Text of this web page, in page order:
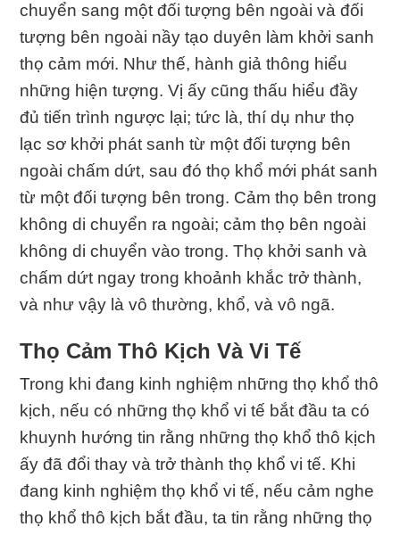
chuyển sang một đối tượng bên ngoài và đối
tượng bên ngoài nầy tạo duyên làm khởi sanh
thọ cảm mới. Như thế, hành giả thông hiểu
những hiện tượng. Vị ấy cũng thấu hiểu đầy
đủ tiến trình ngược lại; tức là, thí dụ như thọ
lạc sơ khởi phát sanh từ một đối tượng bên
ngoài chấm dứt, sau đó thọ khổ mới phát sanh
từ một đối tượng bên trong. Cảm thọ bên trong
không di chuyển ra ngoài; cảm thọ bên ngoài
không di chuyển vào trong. Thọ khởi sanh và
chấm dứt ngay trong khoảnh khắc trở thành,
và như vậy là vô thường, khổ, và vô ngã.
Thọ Cảm Thô Kịch Và Vi Tế
Trong khi đang kinh nghiệm những thọ khổ thô
kịch, nếu có những thọ khổ vi tế bắt đầu ta có
khuynh hướng tin rằng những thọ khổ thô kịch
ấy đã đổi thay và trở thành thọ khổ vi tế. Khi
đang kinh nghiệm thọ khổ vi tế, nếu cảm nghe
thọ khổ thô kịch bắt đầu, ta tin rằng những thọ